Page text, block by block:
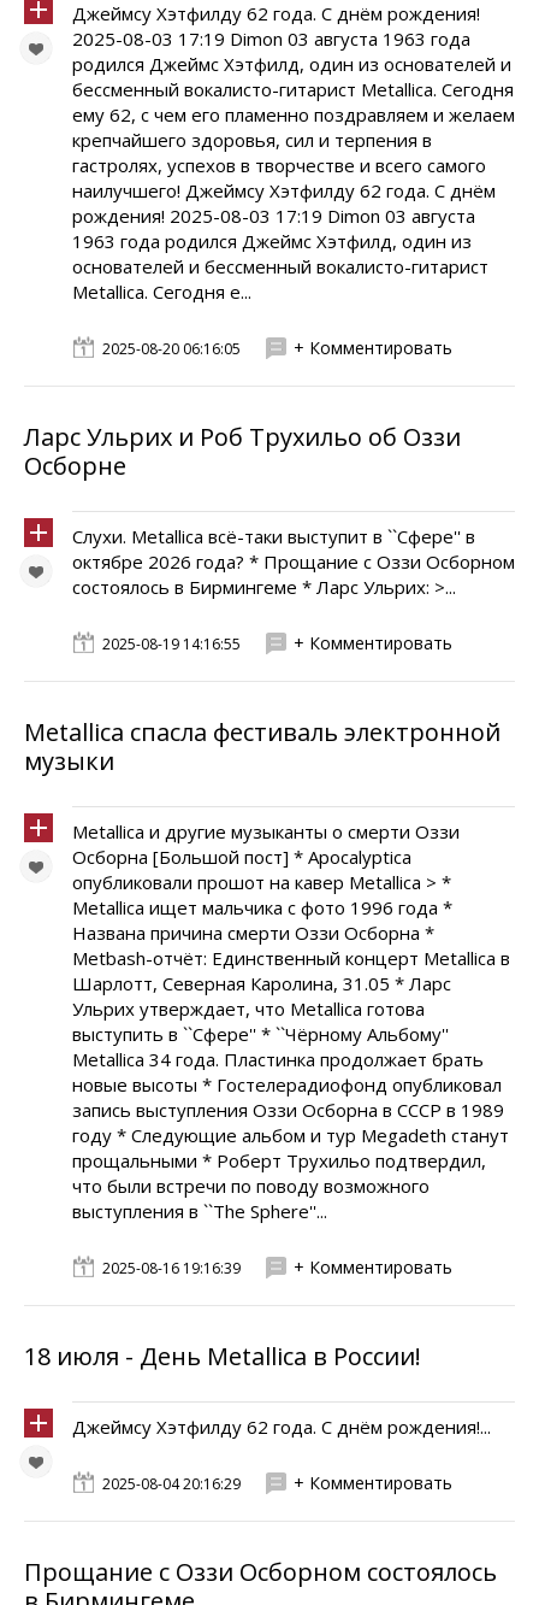
Джеймсу Хэтфилду 62 года. С днём рождения!
2025-08-03 17:19 Dimon 03 августа 1963 года
родился Джеймс Хэтфилд, один из основателей и
бессменный вокалисто-гитарист Metallica. Сегодня
ему 62, с чем его пламенно поздравляем и желаем
крепчайшего здоровья, сил и терпения в
гастролях, успехов в творчестве и всего самого
наилучшего! Джеймсу Хэтфилду 62 года. С днём
рождения! 2025-08-03 17:19 Dimon 03 августа
1963 года родился Джеймс Хэтфилд, один из
основателей и бессменный вокалисто-гитарист
Metallica. Сегодня е...
2025-08-20 06:16:05 + Комментировать
Ларс Ульрих и Роб Трухильо об Оззи
Осборне
Слухи. Metallica всё-таки выступит в ``Сфере'' в
октябре 2026 года? * Прощание с Оззи Осборном
состоялось в Бирмингеме * Ларс Ульрих: >...
2025-08-19 14:16:55 + Комментировать
Metallica спасла фестиваль электронной
музыки
Metallica и другие музыканты о смерти Оззи
Осборна [Большой пост] * Apocalyptica
опубликовали прошот на кавер Metallica > *
Metallica ищет мальчика с фото 1996 года *
Названа причина смерти Оззи Осборна *
Metbash-отчёт: Единственный концерт Metallica в
Шарлотт, Северная Каролина, 31.05 * Ларс
Ульрих утверждает, что Metallica готова
выступить в ``Сфере'' * ``Чёрному Альбому''
Metallica 34 года. Пластинка продолжает брать
новые высоты * Гостелерадиофонд опубликовал
запись выступления Оззи Осборна в СССР в 1989
году * Следующие альбом и тур Megadeth станут
прощальными * Роберт Трухильо подтвердил,
что были встречи по поводу возможного
выступления в ``The Sphere''...
2025-08-16 19:16:39 + Комментировать
18 июля - День Metallica в России!
Джеймсу Хэтфилду 62 года. С днём рождения!...
2025-08-04 20:16:29 + Комментировать
Прощание с Оззи Осборном состоялось